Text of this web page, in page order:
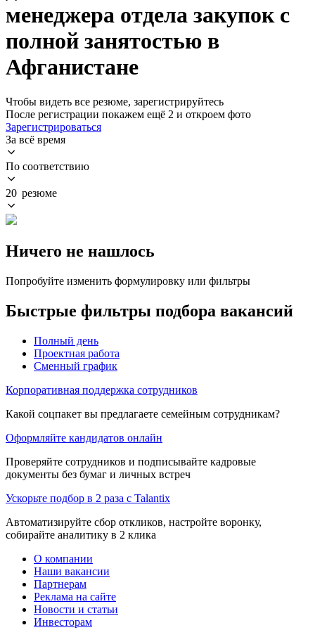
менеджера отдела закупок с
полной занятостью в
Афганистане
Чтобы видеть все резюме, зарегистрируйтесь
После регистрации покажем ещё 2 и откроем фото
Зарегистрироваться
За всё время
По соответствию
20 резюме
Ничего не нашлось
Попробуйте изменить формулировку или фильтры
Быстрые фильтры подбора вакансий
Полный день
Проектная работа
Сменный график
Корпоративная поддержка сотрудников
Какой соцпакет вы предлагаете семейным сотрудникам?
Оформляйте кандидатов онлайн
Проверяйте сотрудников и подписывайте кадровые
документы без бумаг и личных встреч
Ускорьте подбор в 2 раза с Talantix
Автоматизируйте сбор откликов, настройте воронку,
собирайте аналитику в 2 клика
О компании
Наши вакансии
Партнерам
Реклама на сайте
Новости и статьи
Инвесторам